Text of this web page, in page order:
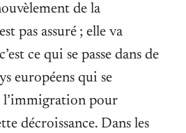
de la
pas assuré ; elle va
ce qui se passe dans de
européens qui se
l’immigration pour
décroissance. Dans les